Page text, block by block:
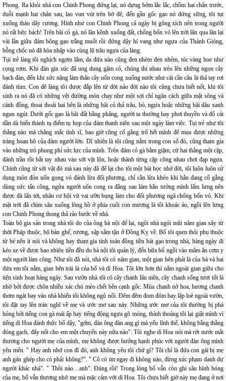
Phong. Ra khỏi nhà con Chinh Phong đứng lại, nó dựng bờm lắc lắc, chồm hai chân trước,
duỗi mạnh hai chân sau, lao vun vút trên bờ đê, đến gần gốc gạo nó đứng sững, tôi tụt
xuống tháo dây cương. Hình như con Chinh Phong cả ngày bị gông xích nên trong người
nó rất bức bách! Trên bãi cỏ gà, nó lăn kềnh xuống đất, chổng bốn vó lên trời lăn qua lăn lại
vài lần giữa đám bông gạo trắng muốt rồi đứng dậy hí vang như ngựa của Thánh Gióng,
bỗng chốc nó đã hòa nhập vào cùng lũ trâu ngựa của làng.
Tụi trẻ làng tôi nghịch ngợm lắm, da đứa nào cũng đen nhèm đen nhẻm, tóc vàng hoe như
cọng rơm. Khi đàn gia súc đã ung dung gặm cỏ, chúng thi nhau trèo lên những ngọn cây
bạch đàn, đến khi sức nặng làm thân cây uốn cong xuống nước như cái cần câu là thả tay rơi
đánh tùm. Con đê làng tôi được đắp lên từ đời nảo đời nào tôi cũng chưa biết nốt, khi tôi
sinh ra nó đã có những vệt đường mòn chạy như một sợi chỉ ngăn cách giữa mặt sông và
cánh đồng, thoai thoải hai bên là những bãi cỏ thả trâu, bò, ngựa hoặc những bãi dâu xanh
ngun ngút. Dưới gốc gạo là bãi đất bằng phẳng, người ta thường hay phơi thuyền và đổ cát
dần dà biến thành tụ điểm tụ họp của đám thanh niên sau một ngày làm việc. Tụi trẻ như tôi
thằng nào mà chẳng mắc tính sĩ, bao giờ cũng cố gắng trổ hết mình để mua được những
tràng hoan hô của đám người lớn. Dĩ nhiên là tôi cũng nằm trong con số đó, cũng tham gia
vào những trò phung phí sức lực của mình. Trên đám cỏ gà bằm giặm, cứ hai thằng một cặp,
đánh trần rồi bắt tay nhau vào sới vật lộn, hoặc thành từng cặp cõng nhau chơi đạp ngựa.
Chính cũng từ sới vật đó mà sau này đã để lại cho tôi một bài học nhớ đời, tôi luôn luôn sử
dụng món đòn uốn gọng vó đánh lừa đối phương, chỉ cần lừa khéo khi hắn đang cố gắng
dùng sức tấn công, ngửa người uốn cong ra đằng sau làm hắn tưởng mình lấm lưng nên
được đà lấn tới, nhân cơ hội vít vai ưỡn bụng làm cho đối phương ngã chổng bốn vó. Khi
mặt trời đã chìm sâu xuống lòng hồ ở phía cuối con mương là tôi khoác áo, ngồi lên lưng
con Chinh Phong thong thả rảo bước về nhà.
Toàn bộ gia sản trong nhà tôi do của ông bà nội để lại, ngôi nhà ngói mũi năm gian xây từ
thời Pháp thuộc, bộ bàn ghế, rương, sập sắm tận ở Đồng Kỵ về. Bố tôi quen thói phụ thuộc
từ bé nên ít nói và không hay tham gia tính toán đồng tiền bát gạo trong nhà, hàng ngày đi
kéo xe về được bao nhiêu tiền đều do bà nội tôi quản lý, đến bữa bố ngồi vào mâm ăn cơm y
một người làm công. Như tôi đã nói, nhà tôi có năm gian, một gian bên phải là của bà và hai
đứa em tôi nằm, gian bên trái là của bố và dì Hoa. Tôi lớn hơn thì nằm ngoài gian giữa cho
tiện sinh hoạt hàng ngày. Sau vườn nhà tôi có cây chanh lâu niên, cây chanh sống tươi tốt là
nhờ bởi được chôn nhiều xác chó mèo chết bên cạnh gốc. Mùa chanh nở hoa, hương chanh
thơm ngát bay vào nhà khiến tôi không ngủ nổi. Đêm đêm đom đóm bay lập loè ngoài vườn,
tôi đặt tay lên trán nghĩ về mẹ và ước mơ sau này. Những ước mơ của tôi thường bị phá
hỏng bởi tiếng con gà mái ấp hay tiếng động ngựa gõ móng, thỉnh thoảng tôi lại giật mình vì
tiếng dì Hoa đánh thức bố dậy, "gớm, đàn ông đàn ang gì mà yếu lính thế, không bằng thằng
đóng gạch, đẩy nốt cho em một chuyến này nữa nào". Tôi nghe dì Hoa nói mà rớt nước mắt
thương cho người mẹ của mình, mẹ không được hưởng hạnh phúc với người đàn ông mình
yêu mến. " Hay anh nhớ con đĩ đó, anh không yêu tôi chứ gì? Tôi chỉ là đứa con gái bị mẹ
anh gán ghép cho có phải không?". " Cô có im ngay đi không nào, đừng xúc phạm danh dự
người khác nhá". " Thôi nào…anh". Đúng rồi! Trong lòng bố vẫn còn ghi sâu hình bóng
của mẹ, bố vẫn thương nhớ mẹ mà mặc cảm với dì Hoa. Tôi chưa biết giờ này mẹ đang ở nơi